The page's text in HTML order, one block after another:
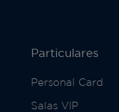
Particulares
Personal Card
Salas VIP